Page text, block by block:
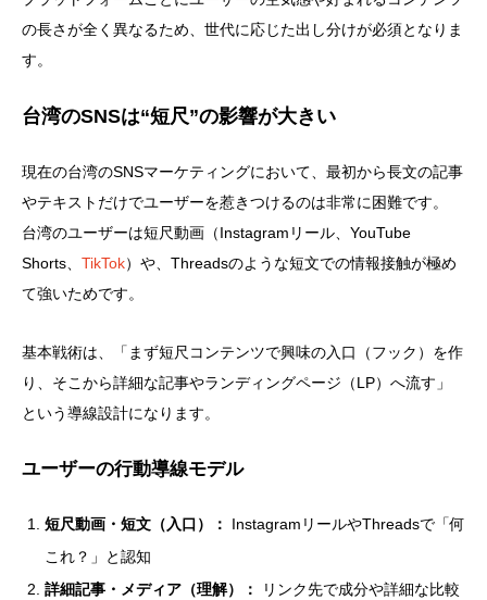
の長さが全く異なるため、世代に応じた出し分けが必須となりま
す。
台湾のSNSは“短尺”の影響が大きい
現在の台湾のSNSマーケティングにおいて、最初から長文の記事
やテキストだけでユーザーを惹きつけるのは非常に困難です。
台湾のユーザーは短尺動画（Instagramリール、YouTube
Shorts、 TikTok）や、Threadsのような短文での情報接触が極め
て強いためです。
基本戦術は、「まず短尺コンテンツで興味の入口（フック）を作
り、そこから詳細な記事やランディングページ（LP）へ流す」
という導線設計になります。
ユーザーの行動導線モデル
短尺動画・短文（入口）：
InstagramリールやThreadsで「何
これ？」と認知
詳細記事・メディア（理解）：
リンク先で成分や詳細な比較